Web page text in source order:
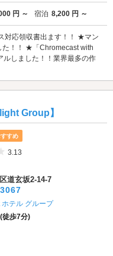
円 ～ 宿泊 8,200 円 ～
対応領収書出ます！！ ★マン
た！！ ★「Chromecast with
しました！！業界最多の作
Group】
すめ
5つ星のうち3
3.13
道玄坂2-14-7
テル グループ
徒歩7分)